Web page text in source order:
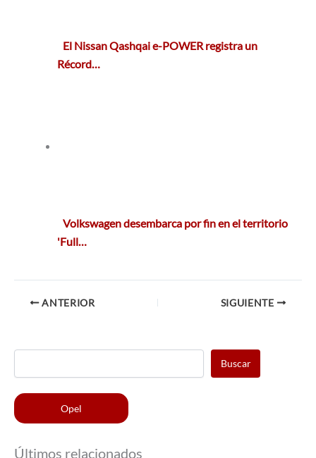
El Nissan Qashqai e-POWER registra un
Récord…
Volkswagen desembarca por fin en el territorio
'Full…
ANTERIOR SIGUIENTE
Buscar
Opel
Últimos relacionados